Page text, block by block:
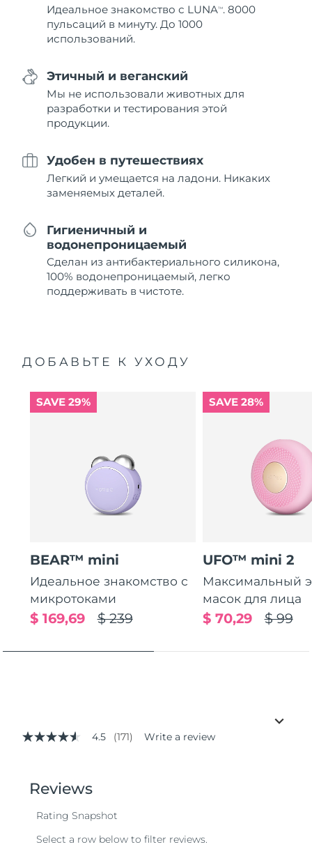
Идеальное знакомство с LUNATM . 8000
пульсаций в минуту. До 1000
использований.
Этичный и веганский
Мы не использовали животных для
разработки и тестирования этой
продукции.
Удобен в путешествиях
Легкий и умещается на ладони. Никаких
заменяемых деталей.
Гигиеничный и
водонепроницаемый
Сделан из антибактериального силикона,
100% водонепроницаемый, легко
поддерживать в чистоте.
ДОБАВЬТЕ К УХОДУ
SAVE 29%
BEAR™ mini
Идеальное знакомство с
микротоками
$ 239
$ 169,69
SAVE 28%
UFO™ mini 2
Максимальный
масок для лица
$ 99
$ 70,29
4.5
stars,
average
value.
171
4.5 (171) Write a review